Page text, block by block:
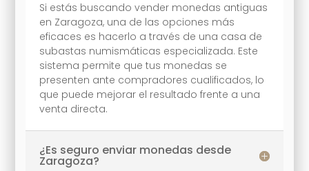
Si estás buscando vender monedas antiguas
en Zaragoza, una de las opciones más
eficaces es hacerlo a través de una casa de
subastas numismáticas especializada. Este
sistema permite que tus monedas se
presenten ante compradores cualificados, lo
que puede mejorar el resultado frente a una
venta directa.
¿Es seguro enviar monedas desde
Zaragoza?